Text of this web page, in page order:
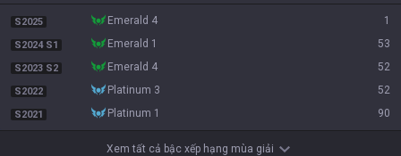
S2025 emerald 4 1
S2024 S1 emerald 1 53
S2023 S2 emerald 4 52
S2022 platinum 3 52
S2021 platinum 1 90
Xem tất cả bậc xếp hạng mùa giải